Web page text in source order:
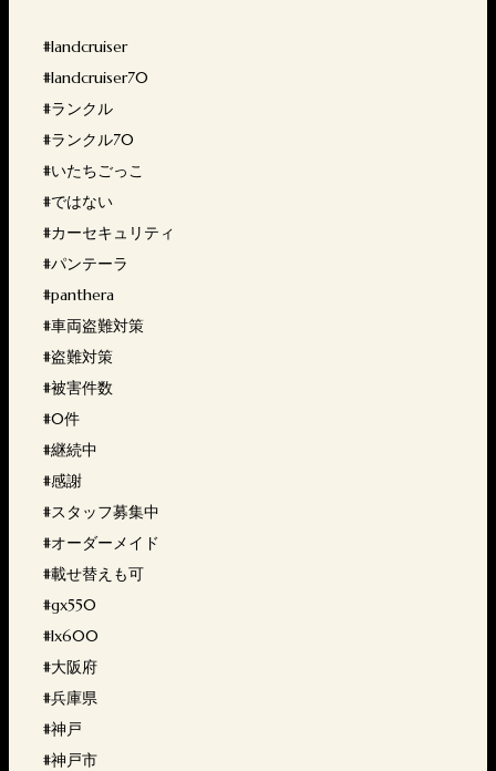
#landcruiser
#landcruiser70
#ランクル
#ランクル70
#いたちごっこ
#ではない
#カーセキュリティ
#パンテーラ
#panthera
#車両盗難対策
#盗難対策
#被害件数
#0件
#継続中
#感謝
#スタッフ募集中
#オーダーメイド
#載せ替えも可
#gx550
#lx600
#大阪府
#兵庫県
#神戸
#神戸市